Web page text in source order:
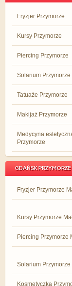
Fryzjer Przymorze
Kursy Przymorze
Piercing Przymorze
Solarium Przymorze
Tatuaże Przymorze
Makijaż Przymorze
Medycyna
Przymorze
GDAŃSK
Fryzjer Przymorze
Kursy Przymorze
Piercing Przymorze
Solarium Przymorze
Kosmetyczka